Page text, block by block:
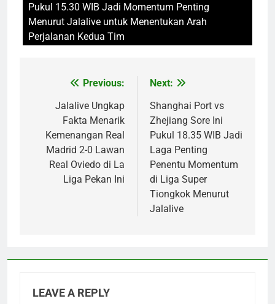
Pukul 15.30 WIB Jadi Momentum Penting
Menurut Jalalive untuk Menentukan Arah
Perjalanan Kedua Tim
navigation
Previous:
Jalalive Ungkap
Fakta Menarik
Kemenangan Real
Madrid 2-0 Lawan
Real Oviedo di La
Liga Pekan Ini
Next:
Shanghai Port vs
Zhejiang Sore Ini
Pukul 18.35 WIB Jadi
Laga Penting
Penentu Momentum
di Liga Super
Tiongkok Menurut
Jalalive
LEAVE A REPLY